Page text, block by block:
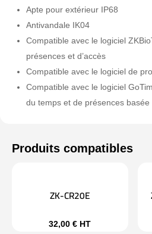
Apte pour extérieur IP68
Antivandale IK04
Compatible avec le logiciel
présences et d’accès
Compatible avec le logiciel de
Compatible avec le logiciel
du temps et de présences basée
ZK-CR20E
32,00€ HT